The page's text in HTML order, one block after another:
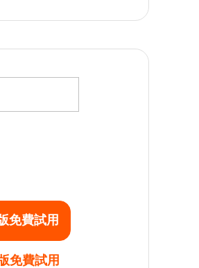
免費試用
免費試用